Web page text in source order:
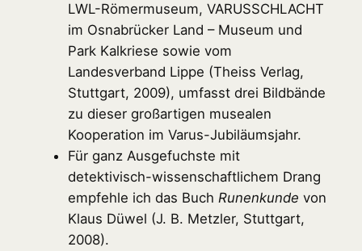
LWL-Römermuseum, VARUSSCHLACHT
im Osnabrücker Land – Museum und
Park Kalkriese sowie vom
Landesverband Lippe (Theiss Verlag,
Stuttgart, 2009), umfasst drei Bildbände
zu dieser großartigen musealen
Kooperation im Varus-Jubiläumsjahr.
Für ganz Ausgefuchste mit
detektivisch-wissenschaftlichem Drang
empfehle ich das Buch Runenkunde von
Klaus Düwel (J. B. Metzler, Stuttgart,
2008).